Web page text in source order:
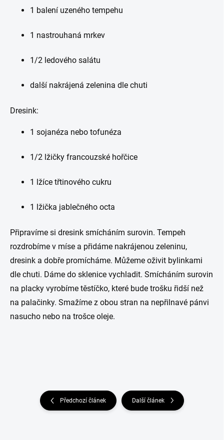
1 balení uzeného tempehu
1 nastrouhaná mrkev
1/2 ledového salátu
další nakrájená zelenina dle chuti
Dresink:
1 sojanéza nebo tofunéza
1/2 lžičky francouzské hořčice
1 lžíce třtinového cukru
1 lžička jablečného octa
Připravíme si dresink smícháním surovin. Tempeh
rozdrobíme v míse a přidáme nakrájenou zeleninu,
dresink a dobře promícháme. Můžeme oživit bylinkami
dle chuti. Dáme do sklenice vychladit. Smícháním surovin
na placky vyrobíme těstíčko, které bude trošku řidší než
na palačinky. Smažíme z obou stran na nepřilnavé pánvi
nasucho nebo na trošce oleje.
Předchozí článek Další článek